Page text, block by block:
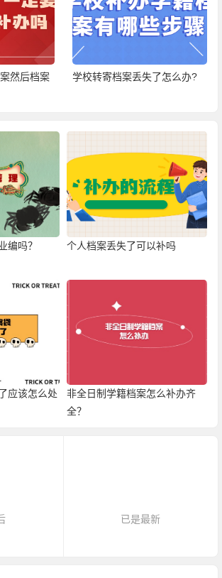
然后档案
学校转寄档案丢失了怎么办?
编吗？ 个人档案丢失了可以补吗
应该怎么处
非全日制学籍档案怎么补办齐
全？
已是最新